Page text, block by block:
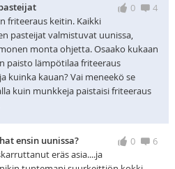
0 4
friteeraus keitin. Kaikki
pasteijat valmistuvat uunissa,
monta ohjetta. Osaako kukaan
paisto lämpötilaa friteeraus
kuinka kauan? Vai meneekö se
kuin munkkeja paistaisi friteeraus
0 6
ensin uunissa?
eräs asia....ja